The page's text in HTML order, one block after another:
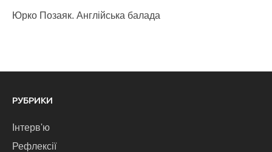
Юрко Позаяк. Англійська балада
РУБРИКИ
Інтерв'ю
Рефлексії